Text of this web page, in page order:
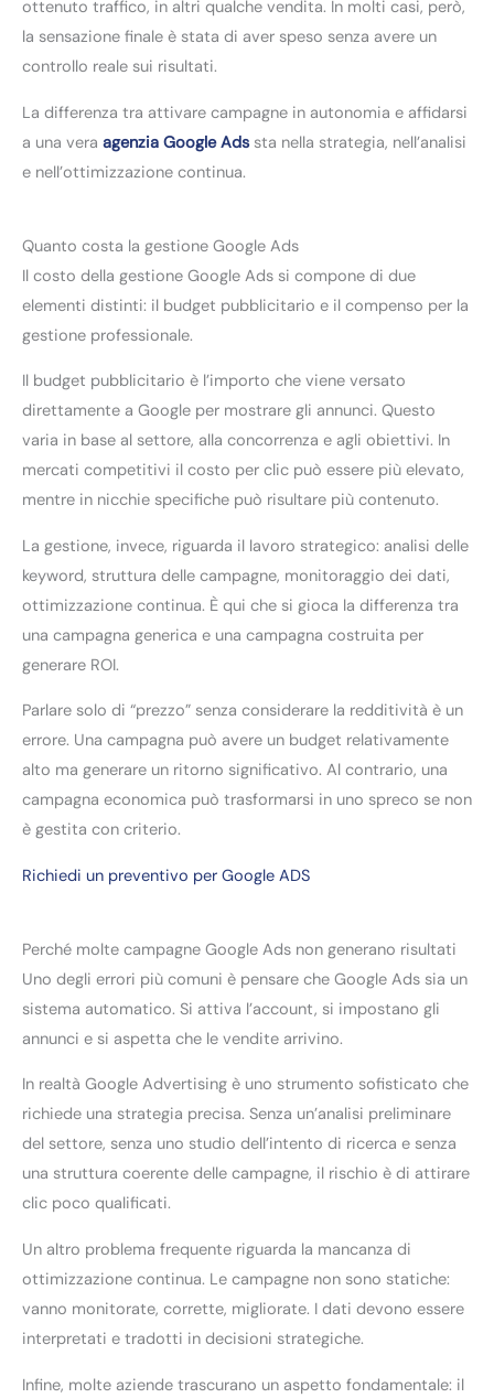
ottenuto traffico, in altri qualche vendita. In molti casi, però,
la sensazione finale è stata di aver speso senza avere un
controllo reale sui risultati.
La differenza tra attivare campagne in autonomia e affidarsi
a una vera agenzia Google Adssta nella strategia, nell’analisi
e nell’ottimizzazione continua.
Quanto costa la gestione Google Ads
Il costo della gestione Google Ads si compone di due
elementi distinti: il budget pubblicitario e il compenso per la
gestione professionale.
Il budget pubblicitario è l’importo che viene versato
direttamente a Google per mostrare gli annunci. Questo
varia in base al settore, alla concorrenza e agli obiettivi. In
mercati competitivi il costo per clic può essere più elevato,
mentre in nicchie specifiche può risultare più contenuto.
La gestione, invece, riguarda il lavoro strategico: analisi delle
keyword, struttura delle campagne, monitoraggio dei dati,
ottimizzazione continua. È qui che si gioca la differenza tra
una campagna generica e una campagna costruita per
generare ROI.
Parlare solo di “prezzo” senza considerare la redditività è un
errore. Una campagna può avere un budget relativamente
alto ma generare un ritorno significativo. Al contrario, una
campagna economica può trasformarsi in uno spreco se non
è gestita con criterio.
Richiedi un preventivo per Google ADS
Perché molte campagne Google Ads non generano risultati
Uno degli errori più comuni è pensare che Google Ads sia un
sistema automatico. Si attiva l’account, si impostano gli
annunci e si aspetta che le vendite arrivino.
In realtà Google Advertising è uno strumento sofisticato che
richiede una strategia precisa. Senza un’analisi preliminare
del settore, senza uno studio dell’intento di ricerca e senza
una struttura coerente delle campagne, il rischio è di attirare
clic poco qualificati.
Un altro problema frequente riguarda la mancanza di
ottimizzazione continua. Le campagne non sono statiche:
vanno monitorate, corrette, migliorate. I dati devono essere
interpretati e tradotti in decisioni strategiche.
Infine, molte aziende trascurano un aspetto fondamentale: il